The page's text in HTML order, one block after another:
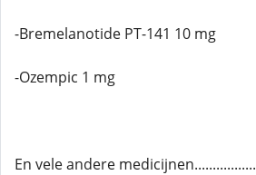
-Bremelanotide PT-141 10 mg
-Ozempic 1 mg
En vele andere medicijnen.................